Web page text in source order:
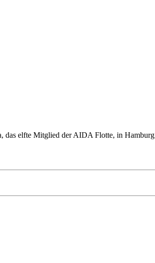
elfte Mitglied der AIDA Flotte, in